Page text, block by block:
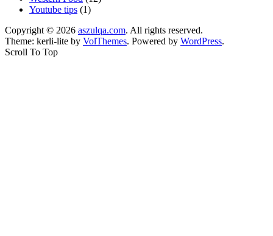
Youtube tips (1)
Copyright © 2026 aszulqa.com. All rights reserved.
Theme: kerli-lite by VolThemes. Powered by WordPress.
Scroll To Top